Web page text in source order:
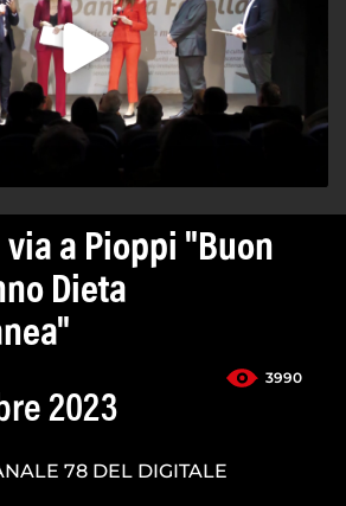
a Pioppi "Buon
Dieta
3990
2023
78 DEL DIGITALE